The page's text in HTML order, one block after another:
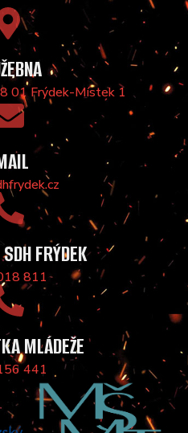
01 Frýdek-Místek 1
FRÝDEK
811
MLÁDEŽE
441